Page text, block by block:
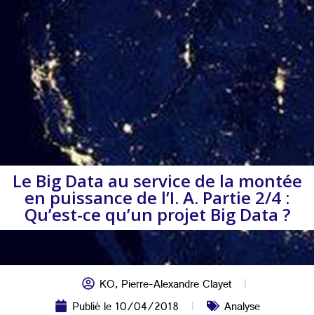
Le Big Data au service de la montée
en puissance de l’I. A. Partie 2/4 :
Qu’est-ce qu’un projet Big Data ?
KO,Pierre-Alexandre Clayet
Publié le10/04/2018 Analyse